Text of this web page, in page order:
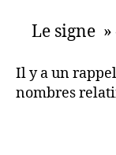
Le signe »
Il y a un
nombres